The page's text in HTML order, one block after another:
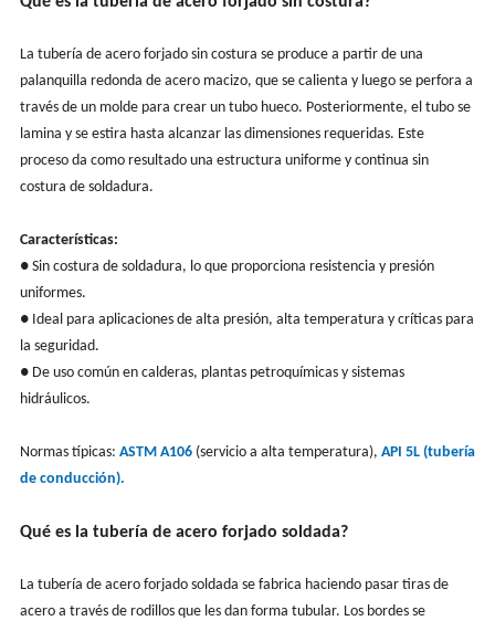
La tubería de acero forjado sin costura se produce a partir de una
palanquilla redonda de acero macizo, que se calienta y luego se perfora a
través de un molde para crear un tubo hueco. Posteriormente, el tubo se
lamina y se estira hasta alcanzar las dimensiones requeridas. Este
proceso da como resultado una estructura uniforme y continua sin
costura de soldadura.
Características:
● Sin costura de soldadura, lo que proporciona resistencia y presión
uniformes.
● Ideal para aplicaciones de alta presión, alta temperatura y críticas para
la seguridad.
● De uso común en calderas, plantas petroquímicas y sistemas
hidráulicos.
Normas típicas: ASTM A106(servicio a alta temperatura), API 5L (tubería
de conducción).
Qué es la tubería de acero forjado soldada?
La tubería de acero forjado soldada se fabrica haciendo pasar tiras de
acero a través de rodillos que les dan forma tubular. Los bordes se